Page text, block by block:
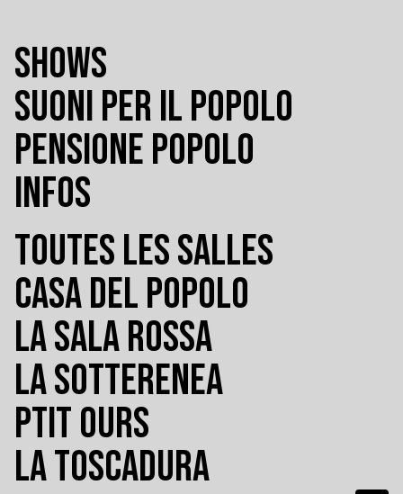
SHOWS
SUONI PER IL POPOLO
PENSIONE POPOLO
INFOS
TOUTES LES SALLES
CASA DEL POPOLO
LA SALA ROSSA
LA SOTTERENEA
PTIT OURS
LA TOSCADURA